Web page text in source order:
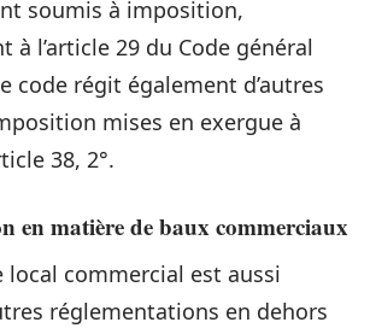
soumis à imposition,
à l’article 29 du Code général
code régit également d’autres
mises en exergue à
38, 2°.
en matière de baux commerciaux
local commercial est aussi
réglementations en dehors